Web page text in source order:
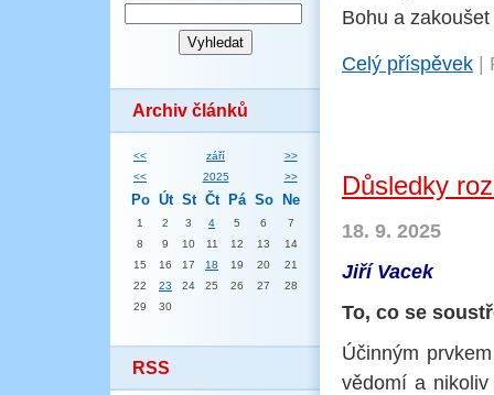
Archiv článků
<< září
>>
<<
2025 >>
Po Út St Čt Pá So Ne
1 2 3 4 5 6
7
8
9 10 11 12 13
14
15
16 17 18 19 20
21
22
23 24 25 26 27
28
29
30
RSS
Bohu a
Celý příspěvek
Důsledky
18. 9. 2025
Jiří Vacek
To, co se
Účinným
vědomí a